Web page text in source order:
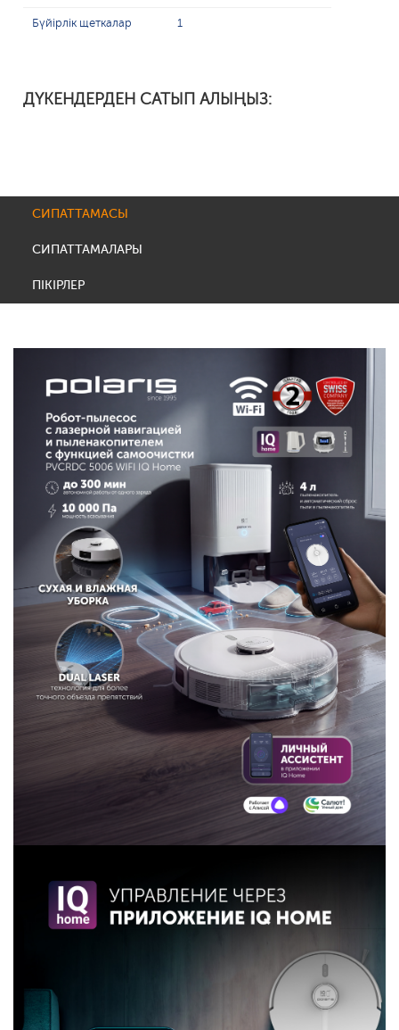
Бүйірлік щеткалар 1
ДҮКЕНДЕРДЕН САТЫП АЛЫҢЫЗ:
СИПАТТАМАСЫ
СИПАТТАМАЛАРЫ
ПІКІРЛЕР